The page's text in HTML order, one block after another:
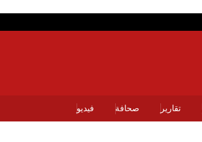
تقارير صحافة فيديو